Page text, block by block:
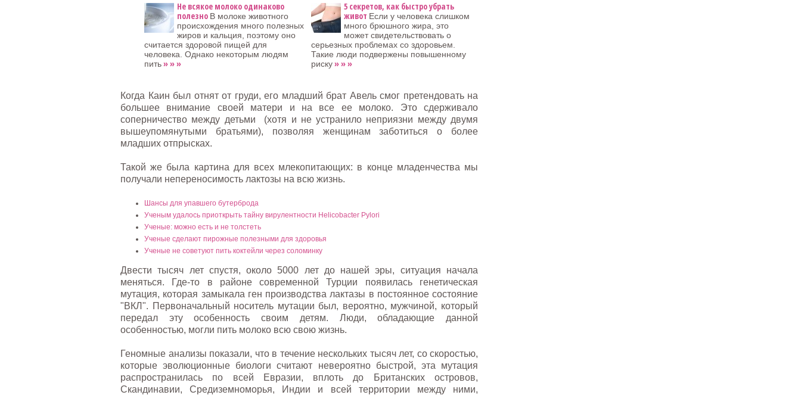
Не всякое молоко одинаково
полезно В молоке животного
происхождения много полезных
жиров и кальция, поэтому оно
считается здоровой пищей для
человека. Однако некоторым людям
пить» » »
5 секретов, как быстро убрать
живот Если у человека слишком
много брюшного жира, это
может свидетельствовать о
серьезных проблемах со здоровьем.
Такие люди подвержены повышенному
риску» » »
Когда Каин был отнят от груди, его младший брат Авель смог претендовать на
большее внимание своей матери и на все ее молоко. Это сдерживало
соперничество между детьми (хотя и не устранило неприязни между двумя
вышеупомянутыми братьями), позволяя женщинам заботиться о более
младших отпрысках.
Такой же была картина для всех млекопитающих: в конце младенчества мы
получали непереносимость лактозы на всю жизнь.
Шансы для упавшего бутерброда
Ученым удалось приоткрыть тайну вирулентности Helicobacter Pylori
Ученые: можно есть и не толстеть
Ученые сделают пирожные полезными для здоровья
Ученые не советуют пить коктейли через соломинку
Двести тысяч лет спустя, около 5000 лет до нашей эры, ситуация начала
меняться. Где-то в районе современной Турции появилась генетическая
мутация, которая замыкала ген производства лактазы в постоянное состояние
"ВКЛ". Первоначальный носитель мутации был, вероятно, мужчиной, который
передал эту особенность своим детям. Люди, обладающие данной
особенностью, могли пить молоко всю свою жизнь.
Геномные анализы показали, что в течение нескольких тысяч лет, со скоростью,
которые эволюционные биологи считают невероятно быстрой, эта мутация
распространилась по всей Евразии, вплоть до Британских островов,
Скандинавии, Средиземноморья, Индии и всей территории между ними,